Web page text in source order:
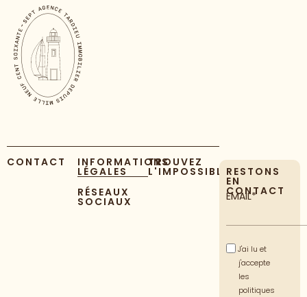
CONTACT INFORMATIONS
LÉGALES
RÉSEAUX
SOCIAUX
TROUVEZ
L'IMPOSSIBLERESTONS
EN
CONTACT
EMAIL*
J'ai lu et
j'accepte
les
politiques